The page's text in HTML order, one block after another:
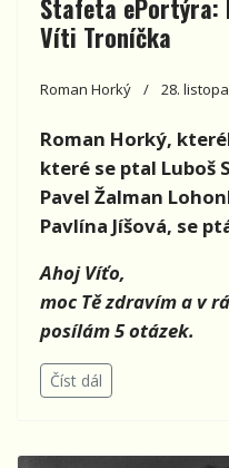
Štafeta ePortýra:
Víti Troníčka
Roman Horký 28.
Roman Horký,
které se ptal Luboš
Pavel Žalman
Pavlína Jíšová, se
Ahoj Víťo,
moc Tě zdravím a v
posílám 5 otázek.
Číst dál